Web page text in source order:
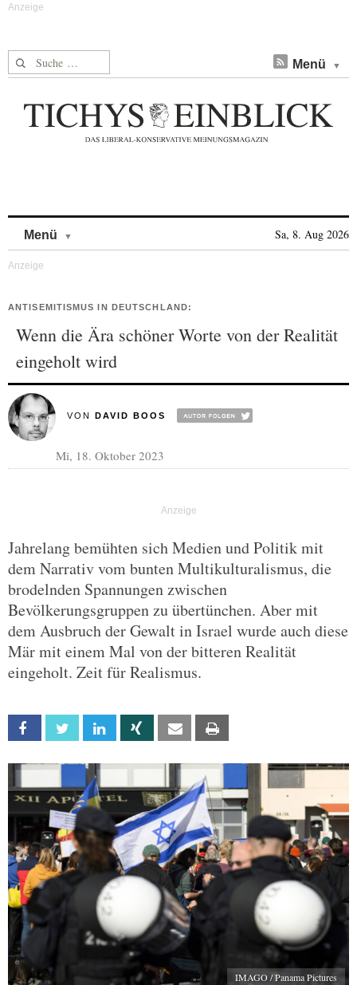
Suche nach: Menü
Menü Sa, 8. Aug 2026
ANTISEMITISMUS IN DEUTSCHLAND:
Wenn die Ära schöner Worte von der Realität
eingeholt wird
VON DAVID BOOS
Mi, 18. Oktober 2023
Jahrelang bemühten sich Medien und Politik mit
dem Narrativ vom bunten Multikulturalismus, die
brodelnden Spannungen zwischen
Bevölkerungsgruppen zu übertünchen. Aber mit
dem Ausbruch der Gewalt in Israel wurde auch diese
Mär mit einem Mal von der bitteren Realität
eingeholt. Zeit für Realismus.
Facebook Twitter Linkedin Xing Email
IMAGO / Panama Pictures